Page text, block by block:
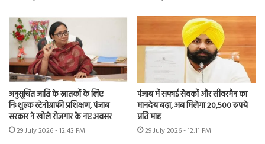
अनुसूचित जाति के स्नातकों के लिए
निःशुल्क स्टेनोग्राफी प्रशिक्षण, पंजाब
सरकार ने खोले रोजगार के नए अवसर
29 July 2026 - 12:43 PM
पंजाब में सफाई सेवकों और सीवरमैन का
मानदेय बढ़ा, अब मिलेगा 20,500 रुपये
प्रति माह
29 July 2026 - 12:11 PM